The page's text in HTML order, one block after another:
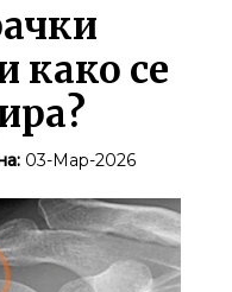
како се
03-Мар-2026